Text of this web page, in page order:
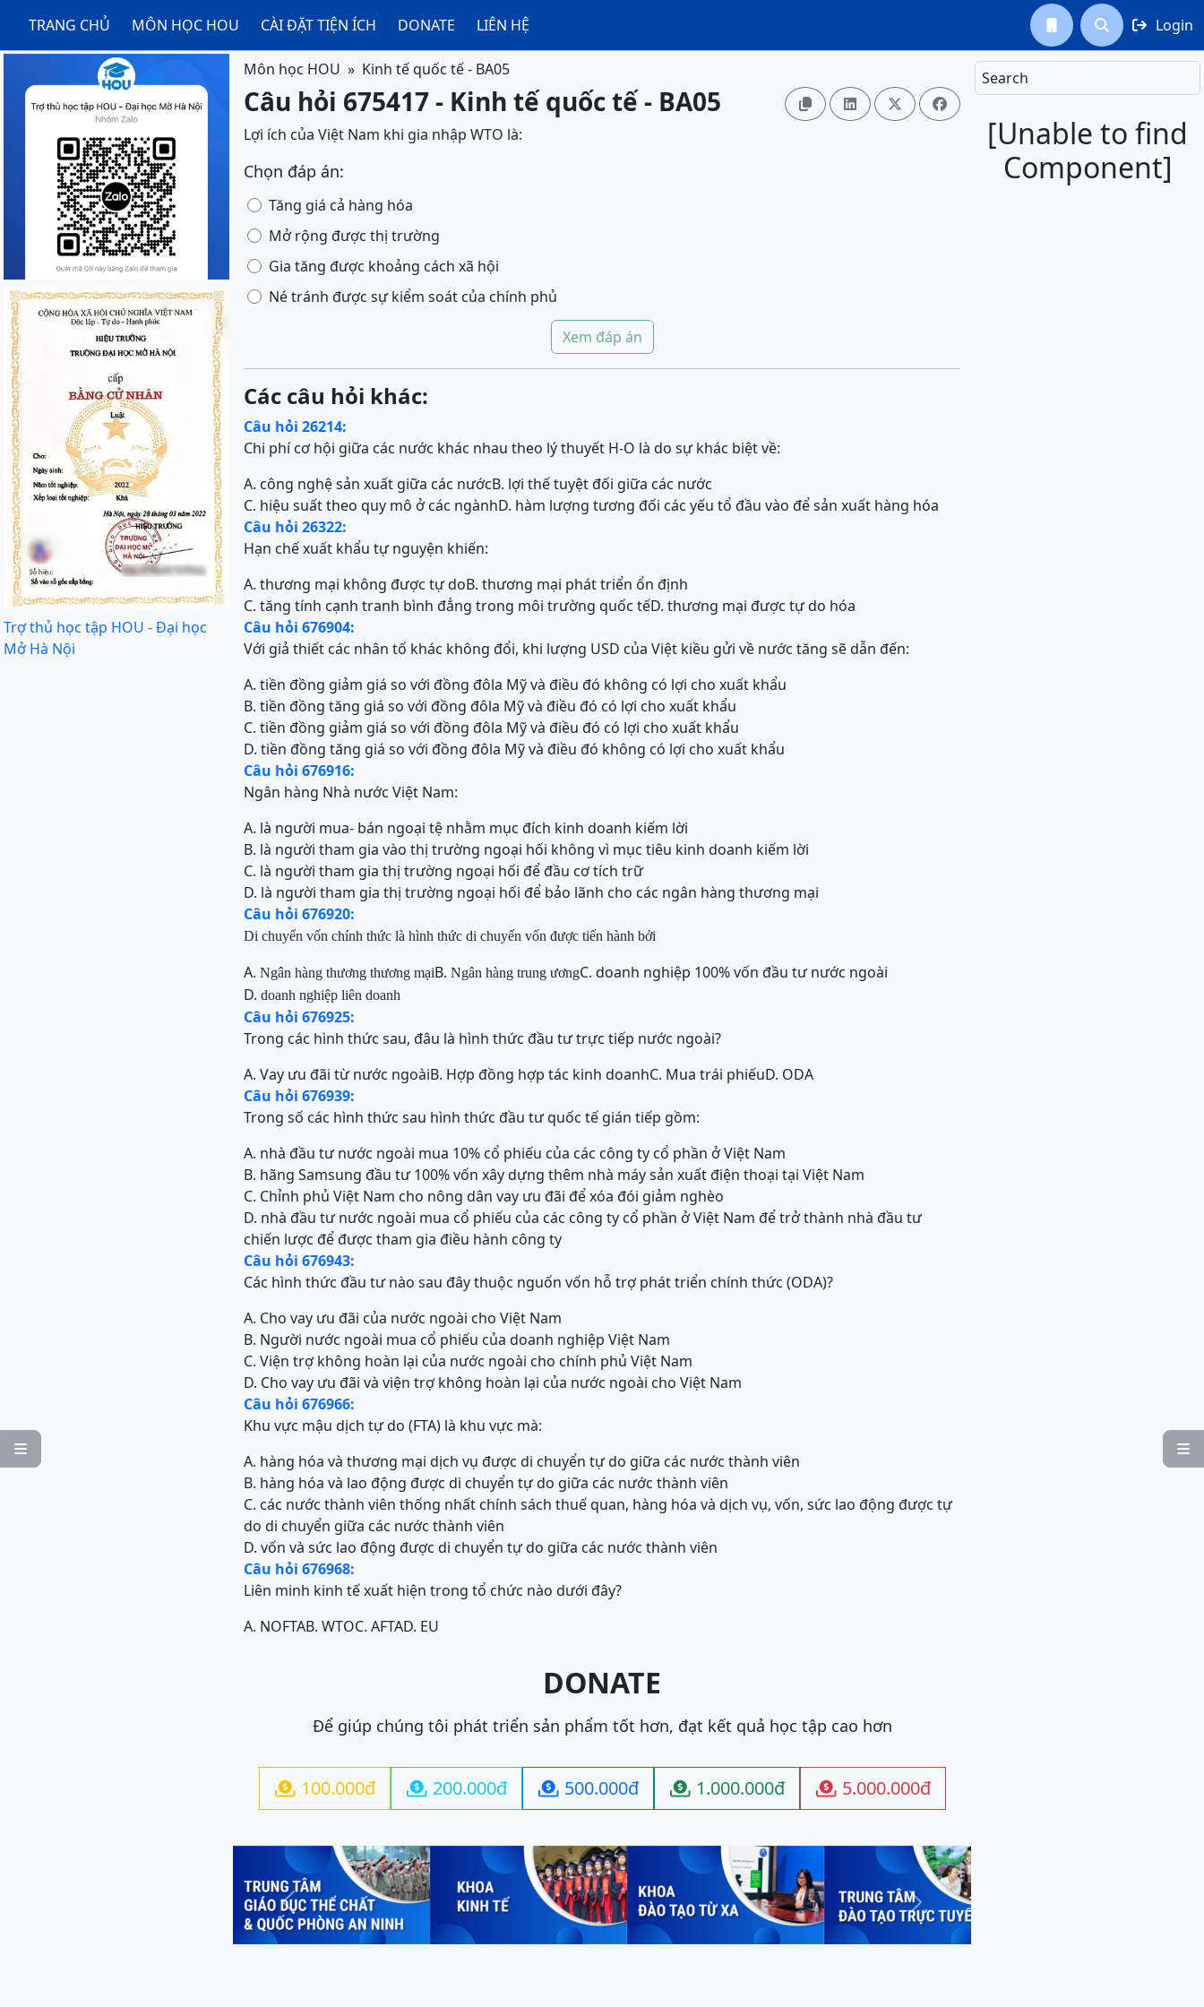
TRANG CHỦ MÔN HỌC HOU CÀI ĐẶT TIỆN ÍCH DONATE LIÊN HỆ   Login

Search
[Unable to find
Component]

Trợ thủ học tập HOU - Đại học
Mở Hà Nội
Môn học HOU Kinh tế quốc tế - BA05
Câu hỏi 675417 - Kinh tế quốc tế - BA05    
Lợi ích của Việt Nam khi gia nhập WTO là:
Chọn đáp án:
Tăng giá cả hàng hóa
Mở rộng được thị trường
Gia tăng được khoảng cách xã hội
Né tránh được sự kiểm soát của chính phủ
Xem đáp án
Các câu hỏi khác:
Câu hỏi 26214:
Chi phí cơ hội giữa các nước khác nhau theo lý thuyết H-O là do sự khác biệt về:
A. công nghệ sản xuất giữa các nướcB. lợi thế tuyệt đối giữa các nước
C. hiệu suất theo quy mô ở các ngànhD. hàm lượng tương đối các yếu tổ đầu vào để sản xuất hàng hóa
Câu hỏi 26322:
Hạn chế xuất khẩu tự nguyện khiến:
A. thương mại không được tự doB. thương mại phát triển ổn định
C. tăng tính cạnh tranh bình đẳng trong môi trường quốc tếD. thương mại được tự do hóa
Câu hỏi 676904:
Với giả thiết các nhân tố khác không đổi, khi lượng USD của Việt kiều gửi về nước tăng sẽ dẫn đến:
A. tiền đồng giảm giá so với đồng đôla Mỹ và điều đó không có lợi cho xuất khẩu
B. tiền đồng tăng giá so với đồng đôla Mỹ và điều đó có lợi cho xuất khẩu
C. tiền đồng giảm giá so với đồng đôla Mỹ và điều đó có lợi cho xuất khẩu
D. tiền đồng tăng giá so với đồng đôla Mỹ và điều đó không có lợi cho xuất khẩu
Câu hỏi 676916:
Ngân hàng Nhà nước Việt Nam:
A. là người mua- bán ngoại tệ nhằm mục đích kinh doanh kiếm lời
B. là người tham gia vào thị trường ngoại hối không vì mục tiêu kinh doanh kiếm lời
C. là người tham gia thị trường ngoại hối để đầu cơ tích trữ
D. là người tham gia thị trường ngoại hối để bảo lãnh cho các ngân hàng thương mại
Câu hỏi 676920:
Di chuyển vốn chính thức là hình thức di chuyển vốn được tiến hành bởi
A. Ngân hàng thương thương mạiB. Ngân hàng trung ươngC. doanh nghiệp 100% vốn đầu tư nước ngoài
D. doanh nghiệp liên doanh
Câu hỏi 676925:
Trong các hình thức sau, đâu là hình thức đầu tư trực tiếp nước ngoài?
A. Vay ưu đãi từ nước ngoàiB. Hợp đồng hợp tác kinh doanhC. Mua trái phiếuD. ODA
Câu hỏi 676939:
Trong số các hình thức sau hình thức đầu tư quốc tế gián tiếp gồm:
A. nhà đầu tư nước ngoài mua 10% cổ phiếu của các công ty cổ phần ở Việt Nam
B. hãng Samsung đầu tư 100% vốn xây dựng thêm nhà máy sản xuất điện thoại tại Việt Nam
C. Chỉnh phủ Việt Nam cho nông dân vay ưu đãi để xóa đói giảm nghèo
D. nhà đầu tư nước ngoài mua cổ phiếu của các công ty cổ phần ở Việt Nam để trở thành nhà đầu tư
chiến lược để được tham gia điều hành công ty
Câu hỏi 676943:
Các hình thức đầu tư nào sau đây thuộc nguốn vốn hỗ trợ phát triển chính thức (ODA)?
A. Cho vay ưu đãi của nước ngoài cho Việt Nam
B. Người nước ngoài mua cổ phiếu của doanh nghiệp Việt Nam
C. Viện trợ không hoàn lại của nước ngoài cho chính phủ Việt Nam
D. Cho vay ưu đãi và viện trợ không hoàn lại của nước ngoài cho Việt Nam
Câu hỏi 676966:
Khu vực mậu dịch tự do (FTA) là khu vực mà:
A. hàng hóa và thương mại dịch vụ được di chuyển tự do giữa các nước thành viên
B. hàng hóa và lao động được di chuyển tự do giữa các nước thành viên
C. các nước thành viên thống nhất chính sách thuế quan, hàng hóa và dịch vụ, vốn, sức lao động được tự
do di chuyển giữa các nước thành viên
D. vốn và sức lao động được di chuyển tự do giữa các nước thành viên
Câu hỏi 676968:
Liên minh kinh tế xuất hiện trong tổ chức nào dưới đây?
A. NOFTAB. WTOC. AFTAD. EU
DONATE
Để giúp chúng tôi phát triển sản phẩm tốt hơn, đạt kết quả học tập cao hơn
 100.000đ  200.000đ  500.000đ  1.000.000đ  5.000.000đ
Previous Next